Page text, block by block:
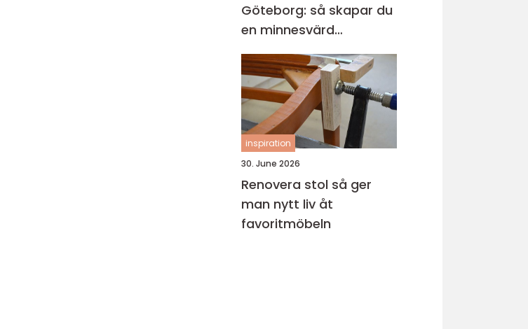
Göteborg: så skapar du
en minnesvärd
bröllopsmiddag
inspiration
30. June 2026
Renovera stol så ger
man nytt liv åt
favoritmöbeln